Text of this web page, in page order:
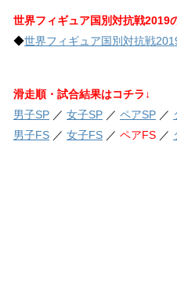
世界フィギュア国別対抗戦2019
◆世界フィギュア国別対抗戦
滑走順・試合結果はコチラ↓
男子SP ／ 女子SP ／ ペアSP ／
男子FS ／ 女子FS ／ ペアFS ／